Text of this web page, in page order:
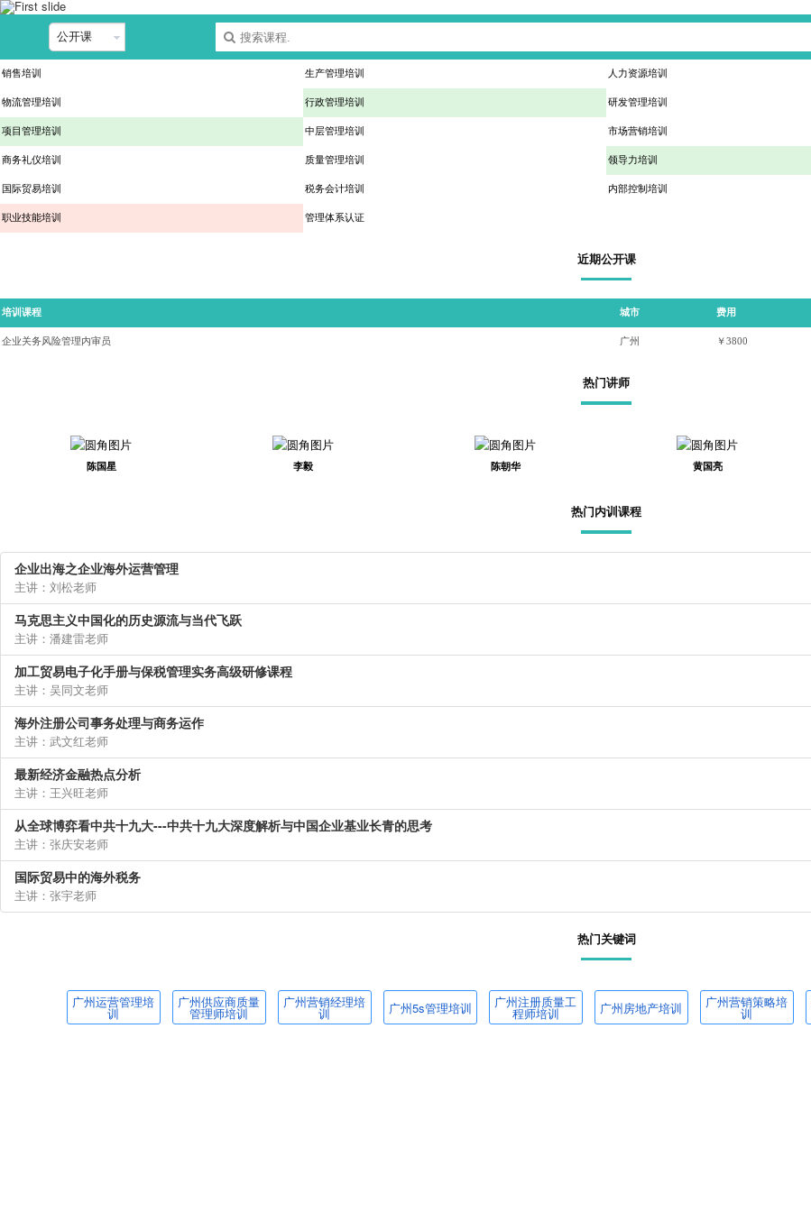
销售培训 生产管理培训 人力资源培训
物流管理培训 行政管理培训 研发管理培训
项目管理培训 中层管理培训 市场营销培训
商务礼仪培训 质量管理培训 领导力培训
国际贸易培训 税务会计培训 内部控制培训
职业技能培训 管理体系认证
近期公开课
培训课程 城市 费用
企业关务风险管理内审员 广州 ￥3800
热门讲师
陈国星 李毅 陈朝华 黄国亮
热门内训课程
企业出海之企业海外运营管理
主讲：刘松老师
马克思主义中国化的历史源流与当代飞跃
主讲：潘建雷老师
加工贸易电子化手册与保税管理实务高级研修课程
主讲：吴同文老师
海外注册公司事务处理与商务运作
主讲：武文红老师
最新经济金融热点分析
主讲：王兴旺老师
从全球博弈看中共十九大---中共十九大深度解析与中国企业基业长青的思考
主讲：张庆安老师
国际贸易中的海外税务
主讲：张宇老师
热门关键词
广州运营管理培
训
广州供应商质量
管理师培训
广州营销经理培
训 广州5s管理培训 广州注册质量工
程师培训 广州房地产培训 广州营销策略培
训